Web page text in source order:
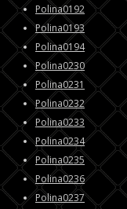
Polina0192
Polina0193
Polina0194
Polina0230
Polina0231
Polina0232
Polina0233
Polina0234
Polina0235
Polina0236
Polina0237